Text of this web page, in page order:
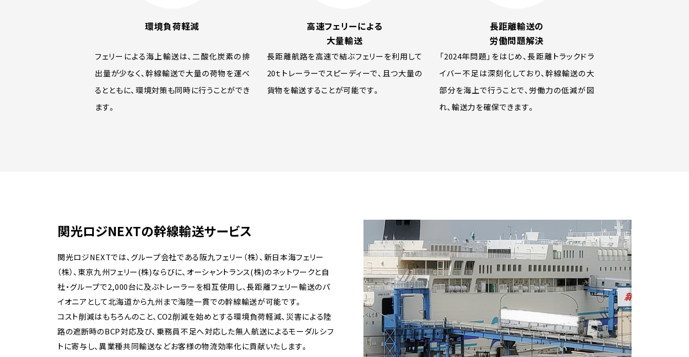
環境負荷軽減
フェリーによる海上輸送は、二酸化炭素の排
出量が少なく、幹線輸送で大量の荷物を運べ
るとともに、環境対策も同時に行うことができ
ます。
高速フェリーによる
大量輸送
長距離航路を高速で結ぶフェリーを利用して
20ｔトレーラーでスピーディーで、且つ大量の
貨物を輸送することが可能です。
長距離輸送の
労働問題解決
「2024年問題」をはじめ、長距離トラックドラ
イバー不足は深刻化しており、幹線輸送の大
部分を海上で行うことで、労働力の低減が図
れ、輸送力を確保できます。
関光ロジNEXTの幹線輸送サービス
関光ロジNEXTでは、グループ会社である阪九フェリー（株）、新日本海フェリー
（株）、東京九州フェリー(株)ならびに、オーシャントランス(株)のネットワークと自
社・グループで2,000台に及ぶトレーラーを相互使用し、長距離フェリー輸送のパ
イオニアとして北海道から九州まで海陸一貫での幹線輸送が可能です。
コスト削減はもちろんのこと、CO2削減を始めとする環境負荷軽減、災害による陸
路の遮断時のBCP対応及び、乗務員不足へ対応した無人航送によるモーダルシフ
トに寄与し、異業種共同輸送などお客様の物流効率化に貢献いたします。